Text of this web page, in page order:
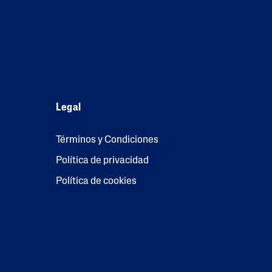
Legal
Términos y Condiciones
Política de privacidad
Política de cookies